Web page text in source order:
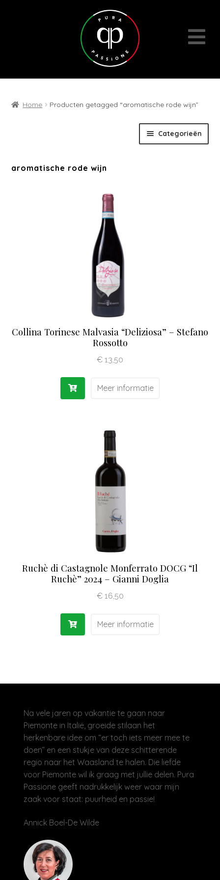
Home Producten getagged “aromatische rode wijn”
Categorieën
Wijn- en geschenkpakketten
aromatische rode wijn
Collina Torinese Malvasia “Deliziosa” – Stefano
Rossotto
€ 13,50
Meer informatie
Ruchè di Castagnole Monferrato DOCG “Il
Ruchè” 2024 – Gianni Doglia
€16,50
Meer informatie
Na vele jaren op vakantie te gaan naar
Piemonte in Italië, groeide stilaan het
herkenbare idee om “er toch iets meer mee te
doen” en een stukje van deze schitterende
regio naar het Waasland te halen. Die liefde
voor Piemonte wil ik graag met jullie delen. Pura
Passione geeft nadrukkelijk weer waar mijn
zaak voor staat: puurheid en passie!
Annick Boel-De Wilde